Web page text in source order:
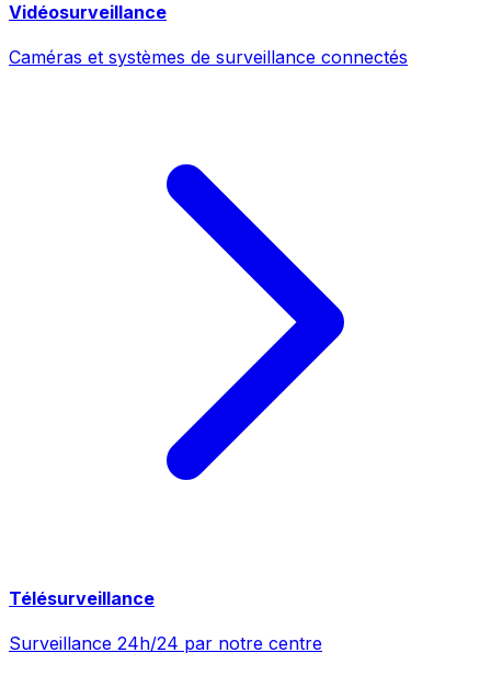
Vidéosurveillance
Caméras et systèmes de surveillance connectés
Télésurveillance
Surveillance 24h/24 par notre centre